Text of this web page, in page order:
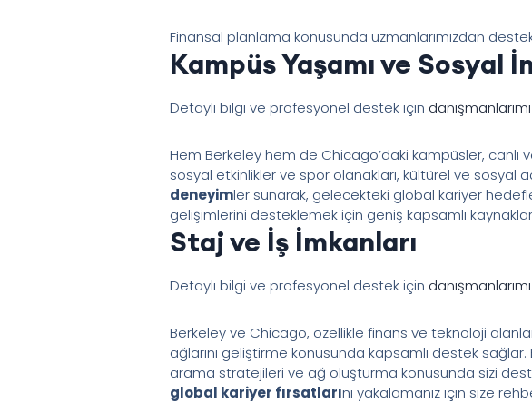
Finansal planlama konusunda uzmanlarımızdan
Kampüs Yaşamı ve Sosyal
Detaylı bilgi ve profesyonel destek için
Hem Berkeley hem de Chicago’daki kampüsler, canlı
sosyal etkinlikler ve spor olanakları, kültürel ve sosyal
deneyimler sunarak, gelecekteki global kariyer
gelişimlerini desteklemek için geniş kapsamlı
Staj ve İş İmkanları
Detaylı bilgi ve profesyonel destek için
Berkeley ve Chicago, özellikle finans ve teknoloji
ağlarını geliştirme konusunda kapsamlı destek sağlar.
arama stratejileri ve ağ oluşturma konusunda sizi
global kariyer fırsatlarını yakalamanız için size